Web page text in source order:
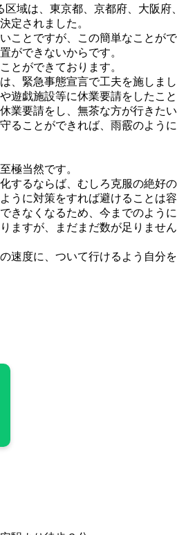
域は、東京都、京都府、大阪府
定されました。
ことですが、この簡単なことがで
ができないからです。
とができております。
、緊急事態宣言で工夫を施しまし
遊戯施設等に休業要請をしたこと
業要請をし、無茶な方が行きた
ることができれば、雨霰のよ
極当然です。
するならば、むしろ克服の絶好の
うに対策をすれば避けることは
きなくなるため、今までのよう
ますが、まだまだ数が足りま
速度に、ついて行けるよう自